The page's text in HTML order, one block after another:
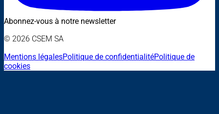
Abonnez-vous à notre newsletter
© 2026 CSEM SA
Mentions légalesPolitique de confidentialitéPolitique de
cookies